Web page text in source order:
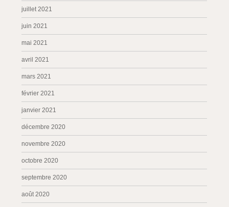
juillet 2021
juin 2021
mai 2021
avril 2021
mars 2021
février 2021
janvier 2021
décembre 2020
novembre 2020
octobre 2020
septembre 2020
août 2020